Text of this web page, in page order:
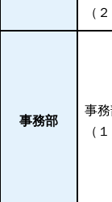
（
事務部
事
（１